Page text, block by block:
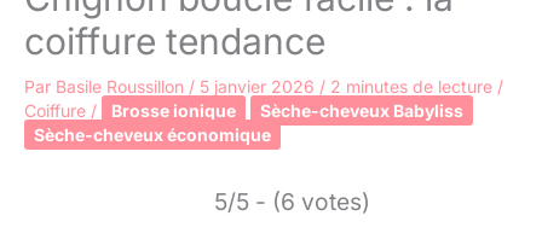
coiffure tendance
Par Basile Roussillon / 5 janvier 2026 / 2 minutes de lecture /
Coiffure / Brosse ionique
Sèche-cheveux Babyliss
Sèche-cheveux économique
5/5 - (6 votes)